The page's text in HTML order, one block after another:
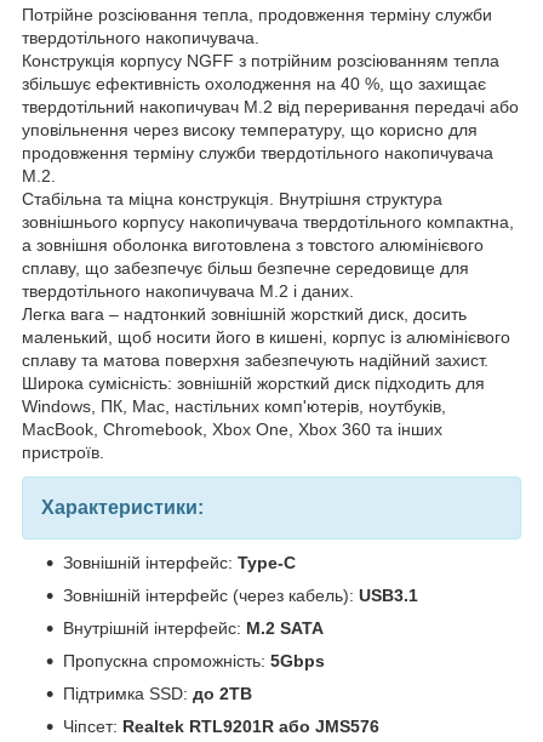
Потрійне розсіювання тепла, продовження терміну служби
твердотільного накопичувача.
Конструкція корпусу NGFF з потрійним розсіюванням тепла
збільшує ефективність охолодження на 40 %, що захищає
твердотільний накопичувач M.2 від переривання передачі або
уповільнення через високу температуру, що корисно для
продовження терміну служби твердотільного накопичувача
M.2.
Стабільна та міцна конструкція. Внутрішня структура
зовнішнього корпусу накопичувача твердотільного компактна,
а зовнішня оболонка виготовлена з товстого алюмінієвого
сплаву, що забезпечує більш безпечне середовище для
твердотільного накопичувача M.2 і даних.
Легка вага – надтонкий зовнішній жорсткий диск, досить
маленький, щоб носити його в кишені, корпус із алюмінієвого
сплаву та матова поверхня забезпечують надійний захист.
Широка сумісність: зовнішній жорсткий диск підходить для
Windows, ПК, Mac, настільних комп'ютерів, ноутбуків,
MacBook, Chromebook, Xbox One, Xbox 360 та інших
пристроїв.
Характеристики:
Зовнішній інтерфейс: Type-C
Зовнішній інтерфейс (через кабель): USB3.1
Внутрішній інтерфейс: M.2 SATA
Пропускна спроможність: 5Gbps
Підтримка SSD: до 2TB
Чіпсет: Realtek RTL9201R або JMS576